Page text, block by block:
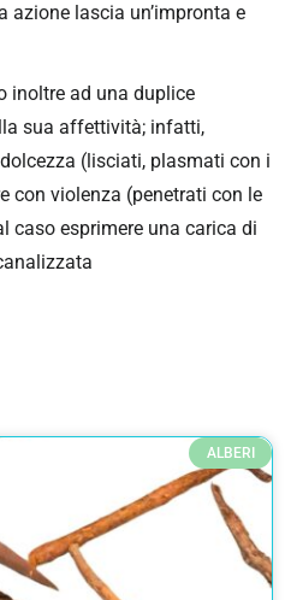
azione lascia un’impronta e
inoltre ad una duplice
sua affettività; infatti,
(lisciati, plasmati con i
con violenza (penetrati con le
caso esprimere una carica di
ALBERI